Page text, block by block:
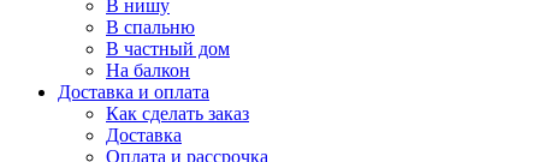
В нишу
В спальню
В частный дом
На балкон
Доставка и оплата
Как сделать заказ
Доставка
Оплата и рассрочка